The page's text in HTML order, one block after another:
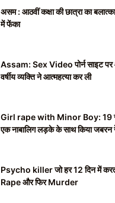
असम : आठवीं कक्षा की छात्रा का
में फेंका
Assam: Sex Video पोर्न साइट
वर्षीय व्यक्ति ने आत्महत्या कर ली
Girl rape with Minor Boy: 19
एक नाबालिग लड़के के साथ किया जबरन
Psycho killer जो हर 12 दिन में
Rape और फिर Murder